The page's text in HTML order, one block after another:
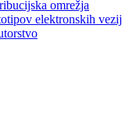
omrežja
elektronskih vezij